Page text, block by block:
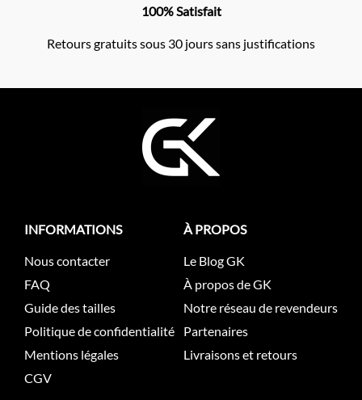
100% Satisfait
Retours gratuits sous 30 jours sans justifications
INFORMATIONS
Nous contacter
FAQ
Guide des tailles
Politique de confidentialité
Mentions légales
CGV
À PROPOS
Le Blog GK
À propos de GK
Notre réseau de revendeurs
Partenaires
Livraisons et retours